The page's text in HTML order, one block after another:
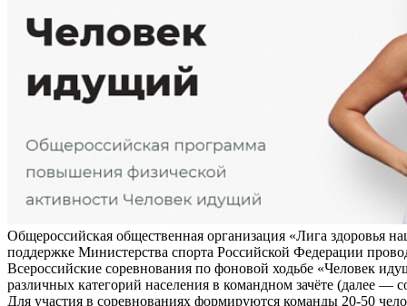
Общероссийская общественная организация «Лига здоровья
поддержке Министерства спорта Российской Федерации
Всероссийские соревнования по фоновой ходьбе «Человек
различных категорий населения в командном зачёте (далее —
Для участия в соревнованиях формируются команды 20-50